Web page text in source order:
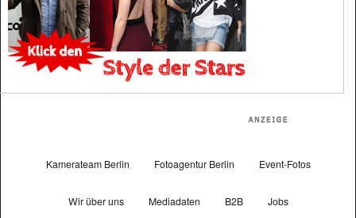
Kamerateam Berlin Fotoagentur Berlin Event-Fotos
Wir über uns Mediadaten B2B Jobs